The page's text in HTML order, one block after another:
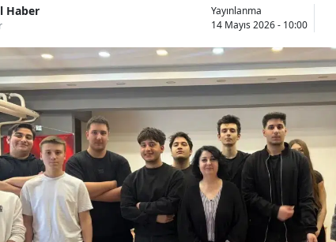
Bilecik
Bingöl
Bolu
Burdur
Bursa
Çanakkale
Haber
Yayınlanma
14 Mayıs 2026 - 10:00